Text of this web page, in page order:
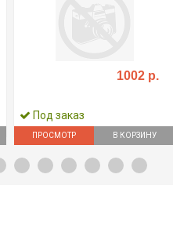
1002 р.
Под заказ
ПРОСМОТР В КОРЗИНУ